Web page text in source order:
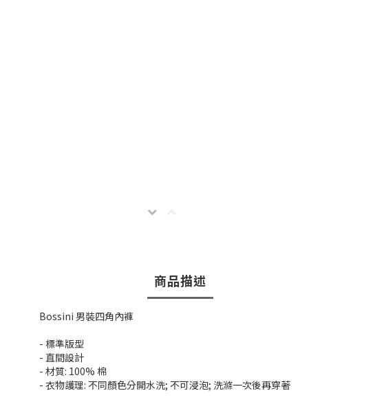
商品描述
Bossini 男裝四角內褲
- 標準版型
- 直間設計
- 材質: 100% 棉
- 衣物護理: 不同顏色分開水洗; 不可浸泡; 洗滌一次後再穿著